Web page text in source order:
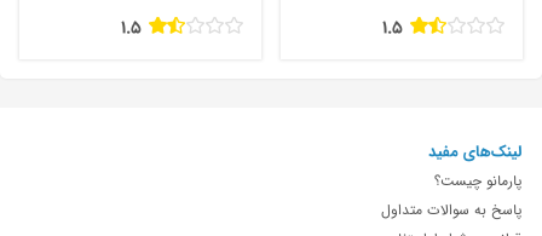
1.5
1.5
لینک‌های مفید
پارمانو چیست؟
پاسخ به سوالات متداول